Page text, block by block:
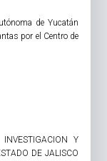
de Yucatán
por el Centro de
Y
DE JALISCO